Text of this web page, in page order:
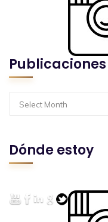
Select Month
Dónde estoy